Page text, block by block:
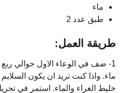
ماء
طبق عدد 2
طريقة العمل:
1- ضف في الوعاء الاول حوالي
ماء. واذا كنت تريد ان يكون
خليط الغراء والماء. استمر في